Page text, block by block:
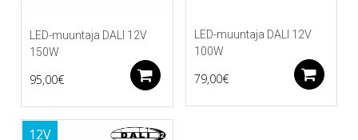
LED-muuntaja DALI 12V
150W
95,00€ Lisää ostoskoriin
LED-muuntaja DALI 12V
100W
79,00€
12V